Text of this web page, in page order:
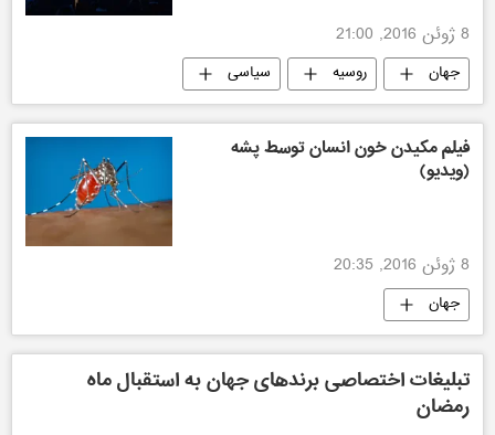
8 ژوئن 2016, 21:00
جهان روسیه سیاسی
فیلم مکیدن خون انسان توسط پشه
(ویدیو)
8 ژوئن 2016, 20:35
جهان
تبلیغات اختصاصی برندهای جهان به استقبال ماه
رمضان